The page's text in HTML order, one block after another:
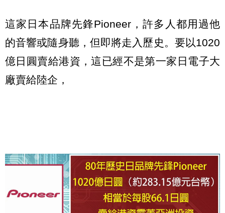
這家日本品牌先鋒Pioneer，許多人都用過他
的音響或隨身聽，但即將走入歷史。要以1020
億日圓賣給港資，這已經不是第一家日電子大
廠賣給陸企，